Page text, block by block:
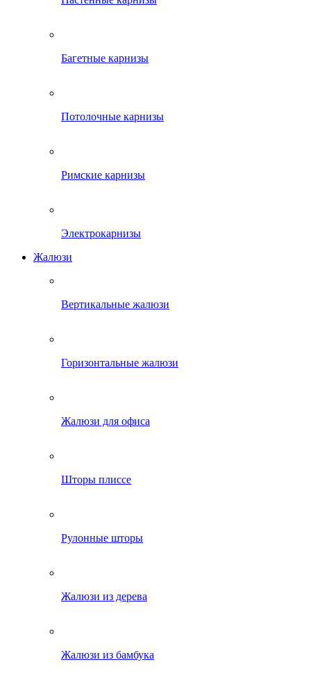
Багетные карнизы
Потолочные карнизы
Римские карнизы
Электрокарнизы
Жалюзи
Вертикальные жалюзи
Горизонтальные жалюзи
Жалюзи для офиса
Шторы плиссе
Рулонные шторы
Жалюзи из дерева
Жалюзи из бамбука